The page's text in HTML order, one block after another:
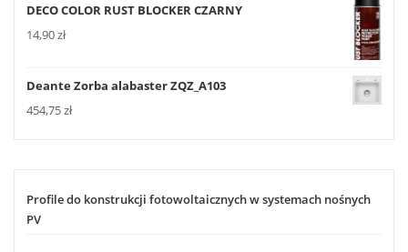
DECO COLOR RUST BLOCKER CZARNY
14,90zł
Deante Zorba alabaster ZQZ_A103
454,75zł
Profile do konstrukcji fotowoltaicznych w systemach nośnych
PV